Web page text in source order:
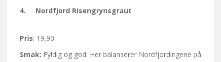
4. Nordfjord Risengrynsgraut
Pris: 19,90
Smak: Fyldig og god. Her balanserer Nordfjordingene på